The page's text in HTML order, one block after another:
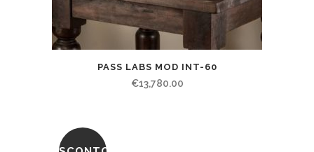
PASS LABS MOD INT-60
€13,780.00